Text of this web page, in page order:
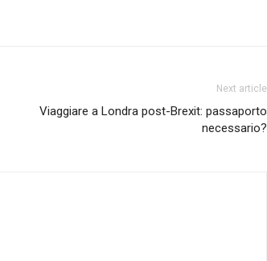
Next article
Viaggiare a Londra post-Brexit: passaporto
necessario?